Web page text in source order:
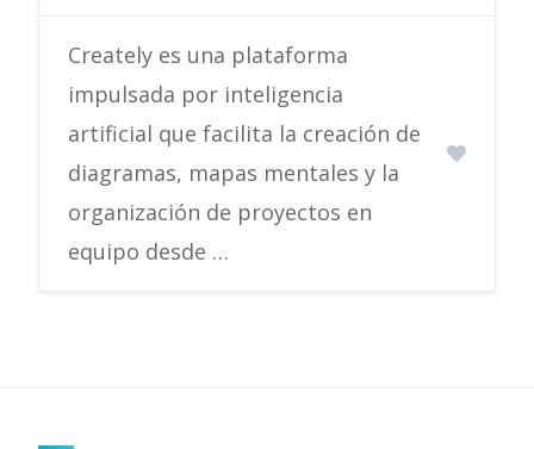
Creately es una plataforma
impulsada por inteligencia
artificial que facilita la creación de
diagramas, mapas mentales y la
organización de proyectos en
equipo desde …